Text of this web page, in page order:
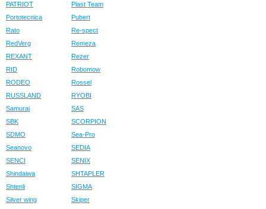
PATRIOT
Plast Team
Portotecnica
Pubert
Rato
Re-spect
RedVerg
Remeza
REXANT
Rezer
RID
Robomow
RODEO
Rossel
RUSSLAND
RYOBI
Samurai
SAS
SBK
SCORPION
SDMO
Sea-Pro
Seanovo
SEDIA
SENCI
SENIX
Shindaiwa
SHTAPLER
Shtenli
SIGMA
Silver wing
Skiper